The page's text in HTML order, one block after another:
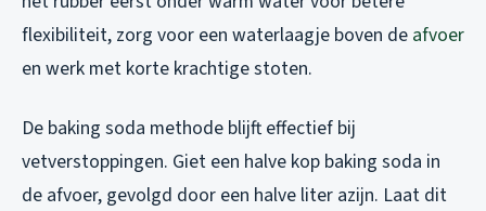
flexibiliteit, zorg voor een waterlaagje boven de afvoer
en werk met korte krachtige stoten.
De baking soda methode blijft effectief bij
vetverstoppingen. Giet een halve kop baking soda in
de afvoer, gevolgd door een halve liter azijn. Laat dit